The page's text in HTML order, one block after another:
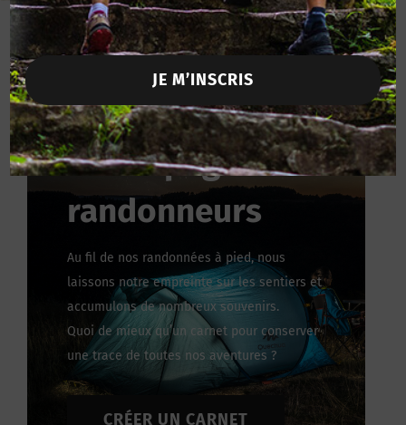
Le carnet qui
accompagne les
randonneurs
Au fil de nos randonnées à pied, nous
laissons notre empreinte sur les sentiers et
accumulons de nombreux souvenirs.
Quoi de mieux qu’un carnet pour conserver
une trace de toutes nos aventures ?
CRÉER UN CARNET
JE M’INSCRIS